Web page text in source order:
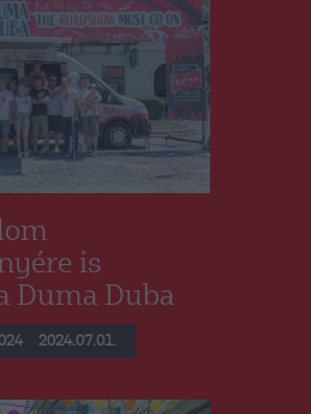
is
Duma Duba
2024.07.01.